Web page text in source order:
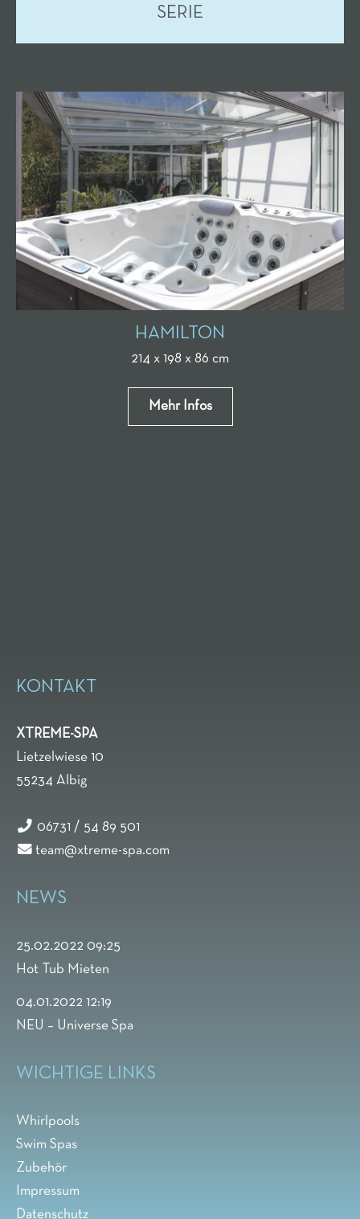
SERIE
HAMILTON
214 x 198 x 86 cm
Mehr Infos
KONTAKT
XTREME-SPA
Lietzelwiese 10
55234 Albig
06731 / 54 89 501
team@xtreme-spa.com
NEWS
25.02.2022 09:25
Hot Tub Mieten
04.01.2022 12:19
NEU – Universe Spa
WICHTIGE LINKS
Whirlpools
Swim Spas
Zubehör
Impressum
Datenschutz